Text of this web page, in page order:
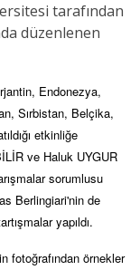
tarafından
düzenlenen
Endonezya,
Sırbistan, Belçika,
etkinliğe
ve Haluk UYGUR
sorumlusu
Berlingiari'nin de
yapıldı.
fotoğrafından örnekler